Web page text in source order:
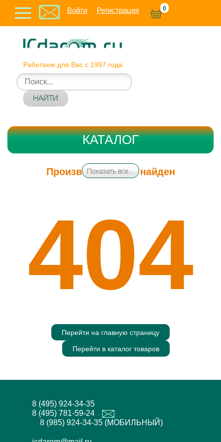
Войти Регистрация 0
Работаем для Вас с 1997 года
НАЙТИ
Производитель не найден
404
Перейти на главную страницу
Перейти в каталог товаров
КАТАЛОГ
Показать все...
8 (495) 924-34-35
8 (495) 781-59-24
8 (985) 924-34-35 (МОБИЛЬНЫЙ)